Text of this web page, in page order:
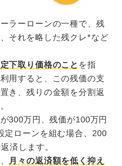
ラーローンの一種で、残
それを略した残クレ*など
下取り価格のこと を指
用すると、この残価の支
き、残りの金額を分割返
300万円、残価が100万円
定ローンを組む場合、200
済します。
月々の返済額を低く抑え